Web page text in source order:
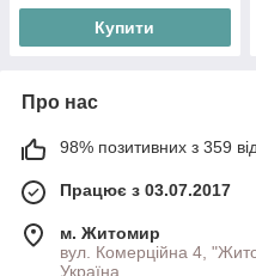
Купити
Про нас
98% позитивних з 359
Працює з 03.07.2017
м. Житомир
вул. Комерційна 4,
Україна